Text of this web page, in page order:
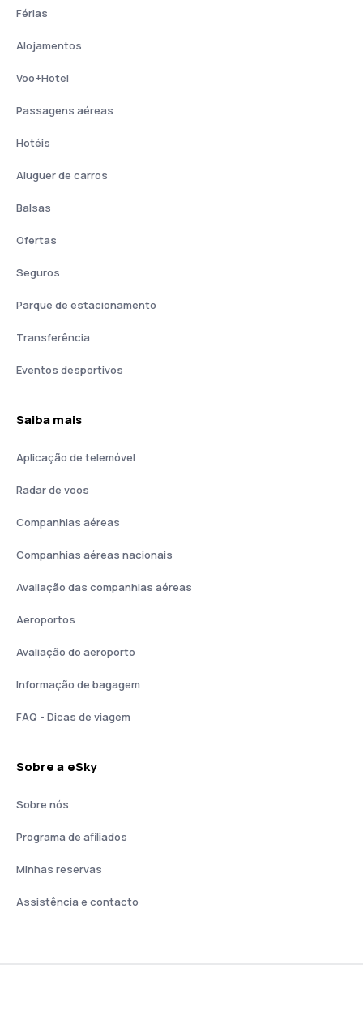
Férias
Alojamentos
Voo+Hotel
Passagens aéreas
Hotéis
Aluguer de carros
Balsas
Ofertas
Seguros
Parque de estacionamento
Transferência
Eventos desportivos
Saiba mais
Aplicação de telemóvel
Radar de voos
Companhias aéreas
Companhias aéreas nacionais
Avaliação das companhias aéreas
Aeroportos
Avaliação do aeroporto
Informação de bagagem
FAQ - Dicas de viagem
Sobre a eSky
Sobre nós
Programa de afiliados
Minhas reservas
Assistência e contacto